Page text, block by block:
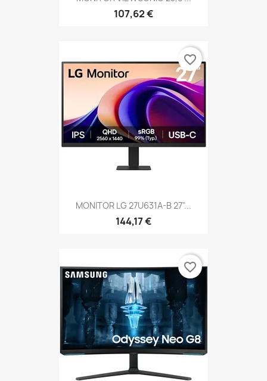
107,62 €
MONITOR LG 27U631A-B 27"...
144,17 €
favorite_border
favorite_border